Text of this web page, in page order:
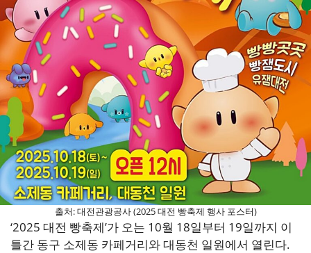
출처: 대전관광공사 (2025 대전 빵축제 행사 포스터)
‘2025 대전 빵축제’가 오는 10월 18일부터 19일까지 이
틀간 동구 소제동 카페거리와 대동천 일원에서 열린다.